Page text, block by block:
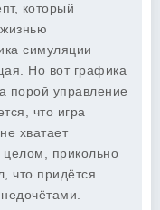
который
симуляции
Но вот графика
порой управление
что игра
хватает
целом, прикольно
что придётся